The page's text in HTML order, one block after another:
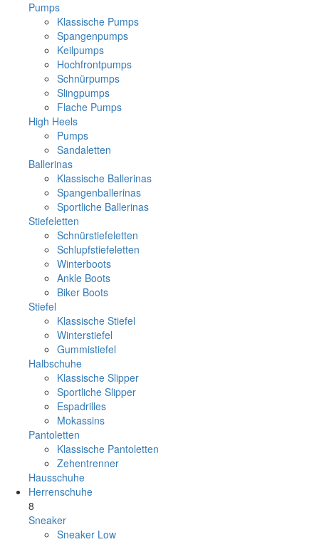
Pumps
Klassische Pumps
Spangenpumps
Keilpumps
Hochfrontpumps
Schnürpumps
Slingpumps
Flache Pumps
High Heels
Pumps
Sandaletten
Ballerinas
Klassische Ballerinas
Spangenballerinas
Sportliche Ballerinas
Stiefeletten
Schnürstiefeletten
Schlupfstiefeletten
Winterboots
Ankle Boots
Biker Boots
Stiefel
Klassische Stiefel
Winterstiefel
Gummistiefel
Halbschuhe
Klassische Slipper
Sportliche Slipper
Espadrilles
Mokassins
Pantoletten
Klassische Pantoletten
Zehentrenner
Hausschuhe
Herrenschuhe
8
Sneaker
Sneaker Low